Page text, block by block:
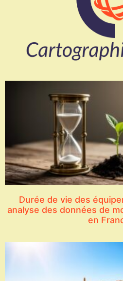
Durée de vie des
analyse des données de
en